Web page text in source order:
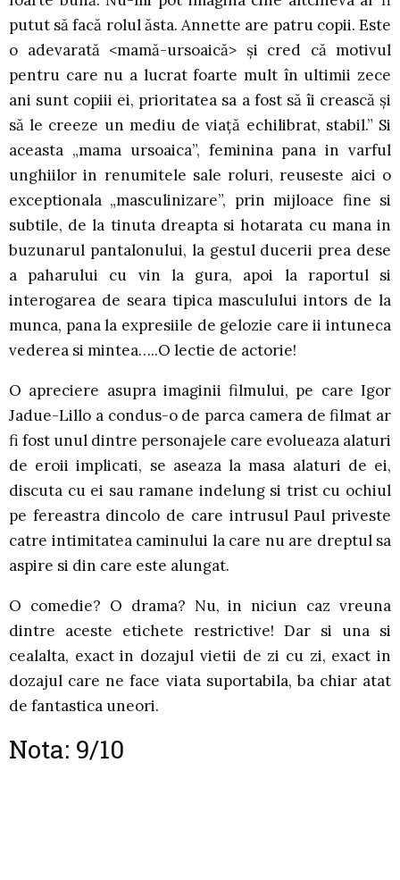
putut să facă rolul ăsta. Annette are patru copii. Este
o adevarată <mamă-ursoaică> şi cred că motivul
pentru care nu a lucrat foarte mult în ultimii zece
ani sunt copiii ei, prioritatea sa a fost să îi crească şi
să le creeze un mediu de viaţă echilibrat, stabil.” Si
aceasta „mama ursoaica”, feminina pana in varful
unghiilor in renumitele sale roluri, reuseste aici o
exceptionala „masculinizare”, prin mijloace fine si
subtile, de la tinuta dreapta si hotarata cu mana in
buzunarul pantalonului, la gestul ducerii prea dese
a paharului cu vin la gura, apoi la raportul si
interogarea de seara tipica masculului intors de la
munca, pana la expresiile de gelozie care ii intuneca
vederea si mintea…..O lectie de actorie!
O apreciere asupra imaginii filmului, pe care Igor
Jadue-Lillo a condus-o de parca camera de filmat ar
fi fost unul dintre personajele care evolueaza alaturi
de eroii implicati, se aseaza la masa alaturi de ei,
discuta cu ei sau ramane indelung si trist cu ochiul
pe fereastra dincolo de care intrusul Paul priveste
catre intimitatea caminului la care nu are dreptul sa
aspire si din care este alungat.
O comedie? O drama? Nu, in niciun caz vreuna
dintre aceste etichete restrictive! Dar si una si
cealalta, exact in dozajul vietii de zi cu zi, exact in
dozajul care ne face viata suportabila, ba chiar atat
de fantastica uneori.
Nota: 9/10